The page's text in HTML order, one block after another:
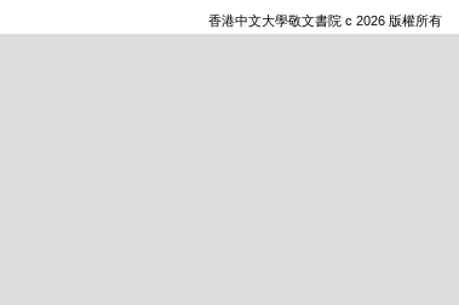
香港中文大學敬文書院 c 2026 版權所有